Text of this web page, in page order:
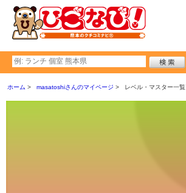
ホーム masatoshiさんのマイページ レベル・マスター一覧